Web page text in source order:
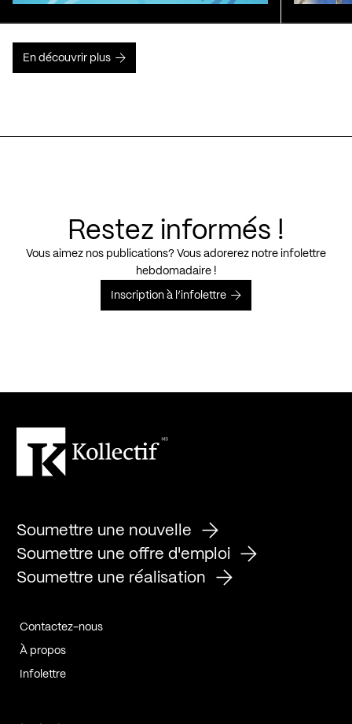
En découvrir plus
Restez informés !
Vous aimez nos publications? Vous adorerez notre infolettre
hebdomadaire !
Inscription à l’infolettre
Soumettre une nouvelle
Soumettre une offre d'emploi
Soumettre une réalisation
Contactez-nous
À propos
Infolettre